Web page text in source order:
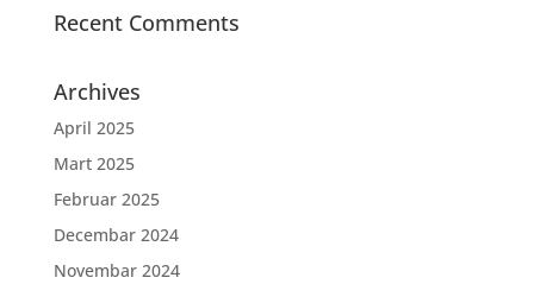
Recent Comments
Archives
April 2025
Mart 2025
Februar 2025
Decembar 2024
Novembar 2024